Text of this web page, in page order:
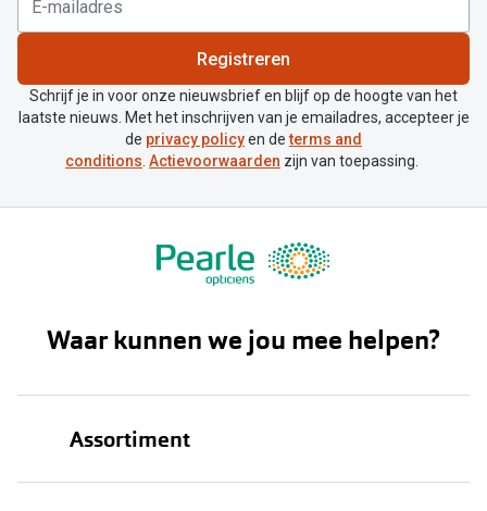
Registreren
Schrijf je in voor onze nieuwsbrief en blijf op de hoogte van het
laatste nieuws. Met het inschrijven van je emailadres, accepteer je
de privacy policyen determs and
conditions. Actievoorwaarden zijn van toepassing.
Waar kunnen we jou mee helpen?
Assortiment